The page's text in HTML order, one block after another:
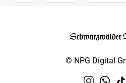
© NPG Digital